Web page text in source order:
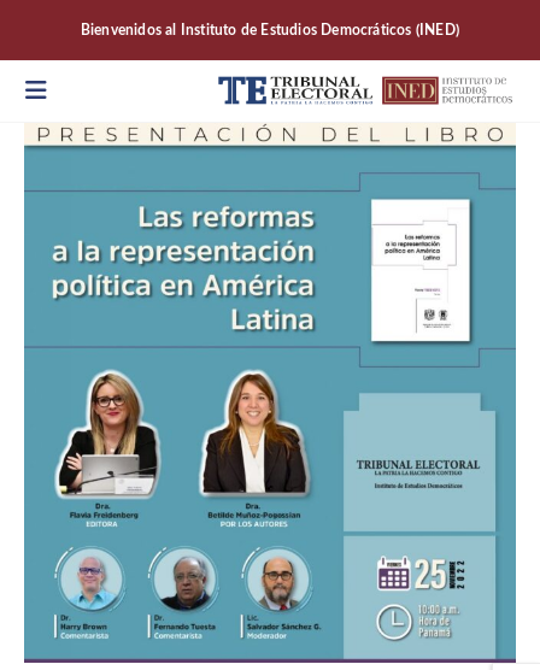
Bienvenidos al Instituto de Estudios Democráticos (INED)